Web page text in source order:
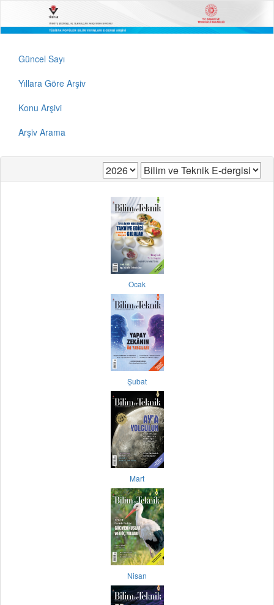
Güncel Sayı
Yıllara Göre Arşiv
Konu Arşivi
Arşiv Arama
Ocak
Şubat
Mart
Nisan